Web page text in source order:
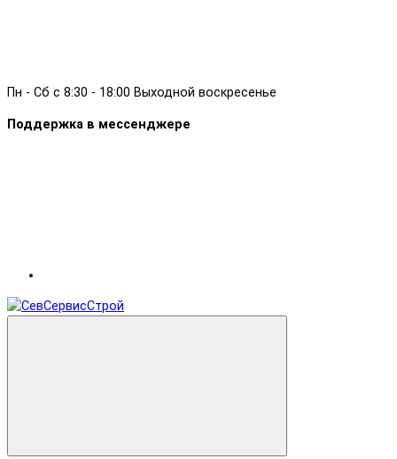
Пн - Сб с 8:30 - 18:00 Выходной воскресенье
Поддержка в мессенджере